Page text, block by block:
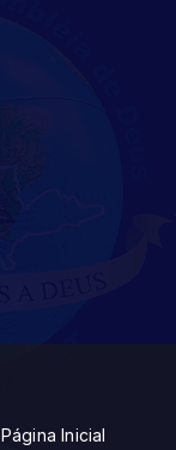
Página Inicial